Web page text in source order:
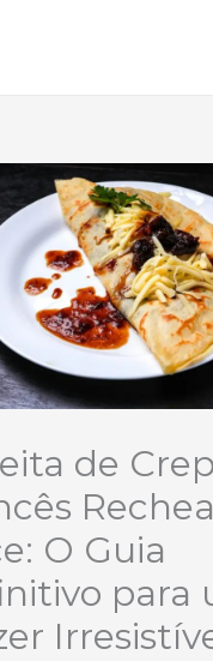
de
O Guia
para